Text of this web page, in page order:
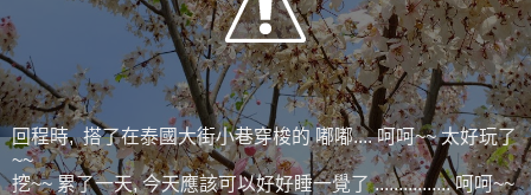
回程時, 搭了在泰國大街小巷穿梭的 嘟嘟.... 呵呵~~ 太好玩了
~~
挖~~ 累了一天, 今天應該可以好好睡一覺了 ................ 呵呵~~